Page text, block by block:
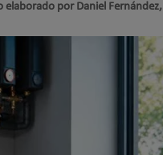
elaborado por Daniel Fernández,